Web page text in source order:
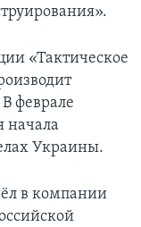
«Тактическое
феврале
начала
Украины.
в компании